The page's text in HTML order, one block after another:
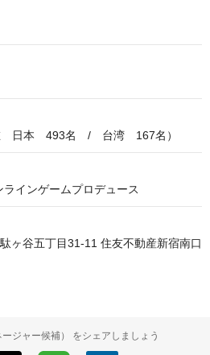
日本　493名　/　台湾　167名）
インゲームプロデュース
ヶ谷五丁目31-11 住友不動産新宿南口
ジャー候補） をシェアしましょう